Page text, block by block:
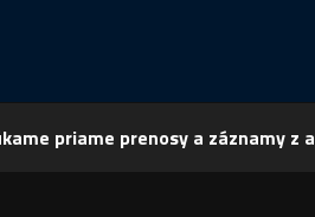
priame prenosy a záznamy z
Presvedčivá výhra rezervy Nitry